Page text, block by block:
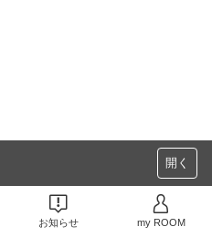
開く
お知らせ my ROOM